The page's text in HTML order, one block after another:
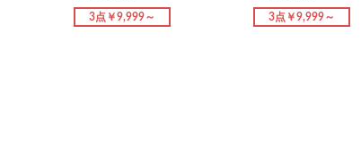
3点￥9,999～ 3点￥9,999～